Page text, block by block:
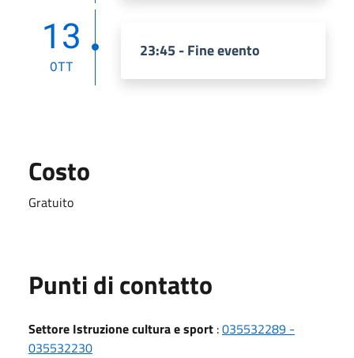
13
OTT
23:45 - Fine evento
Costo
Gratuito
Punti di contatto
Settore Istruzione cultura e sport :035532289 -
035532230